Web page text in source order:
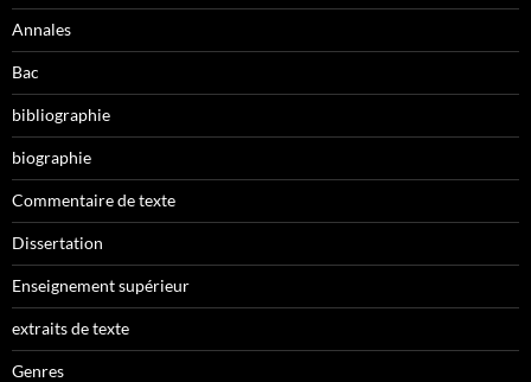
Annales
Bac
bibliographie
biographie
Commentaire de texte
Dissertation
Enseignement supérieur
extraits de texte
Genres